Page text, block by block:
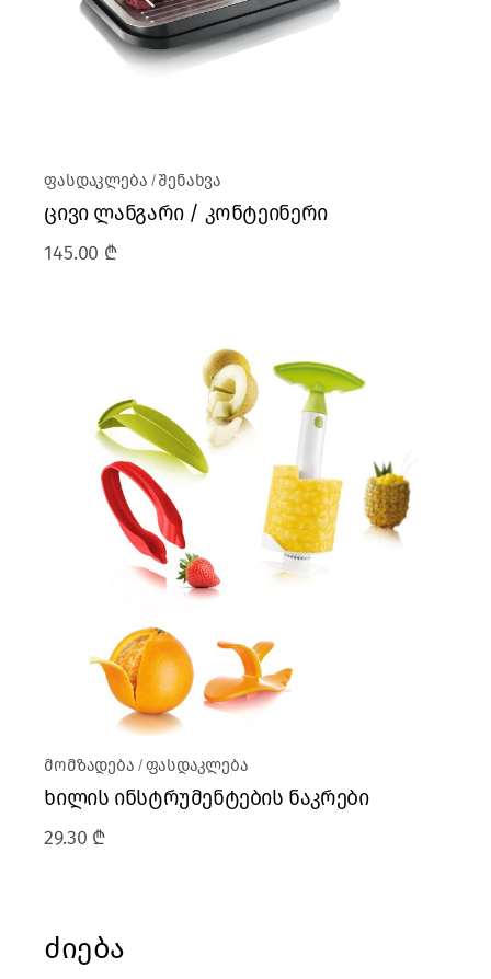
ფასდაკლება შენახვა
ცივი ლანგარი / კონტეინერი
145.00 ₾
მომზადება ფასდაკლება
ხილის ინსტრუმენტების ნაკრები
29.30 ₾
ძიება